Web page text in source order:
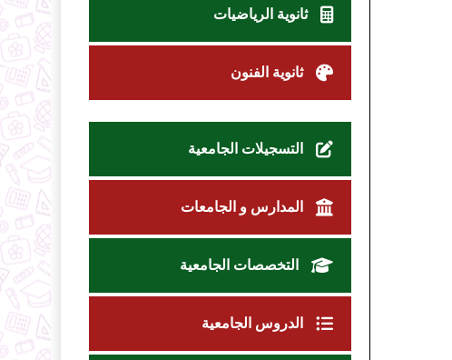
ثانوية الرياضيات
ثانوية الفنون
التسجيلات الجامعية
المدارس و الجامعات
التخصصات الجامعية
الدروس الجامعية